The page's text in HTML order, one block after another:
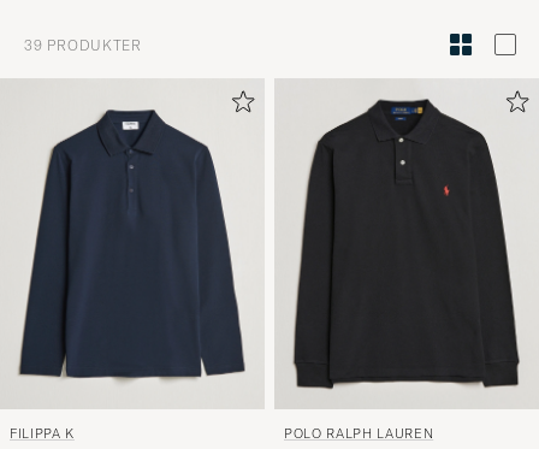
Stilråd
aktivere
udvalg
til
39 PRODUKTER
FILIPPA K POLO RALPH LAUREN